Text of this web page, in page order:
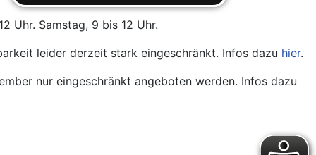
Uhr. Samstag, 9 bis 12 Uhr.
leider derzeit stark eingeschränkt. Infos dazu hier.
nur eingeschränkt angeboten werden. Infos dazu